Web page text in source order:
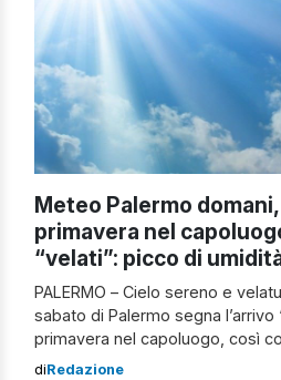
Meteo Palermo
primavera nel
“velati”: picco di
PALERMO – Cielo sereno e
sabato di Palermo segna l’arrivo
primavera nel capoluogo, così
Sicilia. Le previsioni meteo per
diRedazione